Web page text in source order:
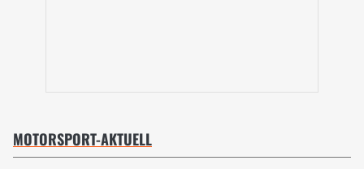
MOTORSPORT-AKTUELL